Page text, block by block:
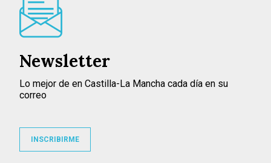
Newsletter
Lo mejor de en Castilla-La Mancha cada día en su
correo
INSCRIBIRME